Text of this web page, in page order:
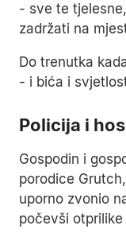
- sve te
zadržati na
Do trenutka
- i bića i
Policija i
Gospodin i
porodice
uporno zvonio
počevši